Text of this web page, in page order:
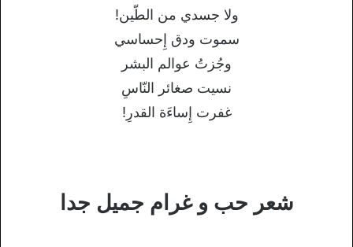
ولا جسدي من الطّين!
سموت ودق إِحساسي
وجُزتُ عوالم البشر
نسيت صغائر النّاسِ
غفرت إِساءَة القدرِ!
شعر حب و غرام جميل جدا